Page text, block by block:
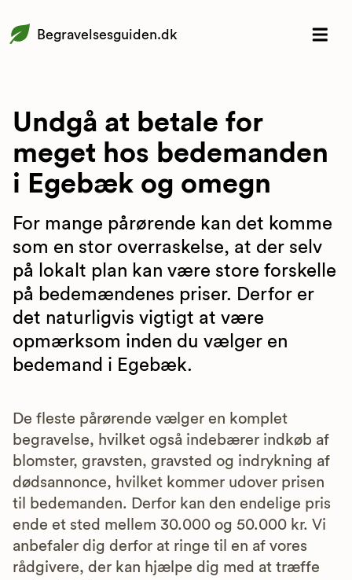
Begravelsesguiden.dk
Undgå at betale for
meget hos bedemanden
i Egebæk og omegn
For mange pårørende kan det komme
som en stor overraskelse, at der selv
på lokalt plan kan være store forskelle
på bedemændenes priser. Derfor er
det naturligvis vigtigt at være
opmærksom inden du vælger en
bedemand i Egebæk.
De fleste pårørende vælger en komplet
begravelse, hvilket også indebærer indkøb af
blomster, gravsten, gravsted og indrykning af
dødsannonce, hvilket kommer udover prisen
til bedemanden. Derfor kan den endelige pris
ende et sted mellem 30.000 og 50.000 kr. Vi
anbefaler dig derfor at ringe til en af vores
rådgivere, der kan hjælpe dig med at træffe